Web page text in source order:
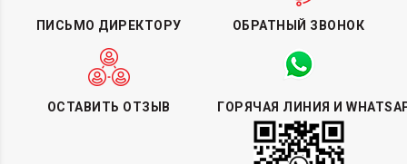
ПИСЬМО ДИРЕКТОРУ ОБРАТНЫЙ ЗВОНОК
ОСТАВИТЬ ОТЗЫВ ГОРЯЧАЯ ЛИНИЯ И